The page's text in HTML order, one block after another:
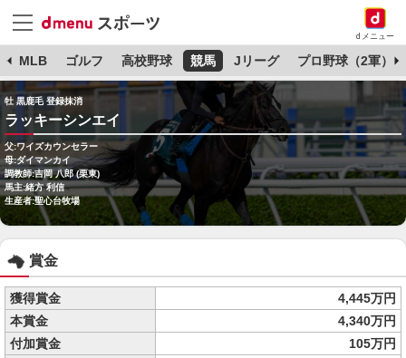
dメニュー
MLB ゴルフ 高校野球 競馬 Jリーグ プロ野球（2軍）
牡 黒鹿毛 登録抹消
ラッキーシンエイ
父:ワイズカウンセラー
母:ダイマンカイ
調教師:吉岡 八郎 (栗東)
馬主:緒方 利信
生産者:聖心台牧場
賞金
獲得賞金
4,445万円
本賞金
4,340万円
付加賞金
105万円